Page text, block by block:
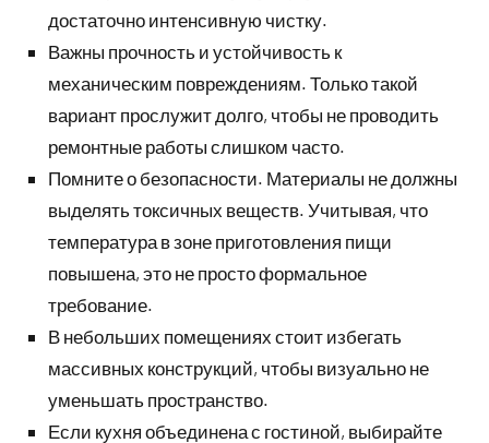
достаточно интенсивную чистку.
Важны прочность и устойчивость к
механическим повреждениям. Только такой
вариант прослужит долго, чтобы не проводить
ремонтные работы слишком часто.
Помните о безопасности. Материалы не должны
выделять токсичных веществ. Учитывая, что
температура в зоне приготовления пищи
повышена, это не просто формальное
требование.
В небольших помещениях стоит избегать
массивных конструкций, чтобы визуально не
уменьшать пространство.
Если кухня объединена с гостиной, выбирайте